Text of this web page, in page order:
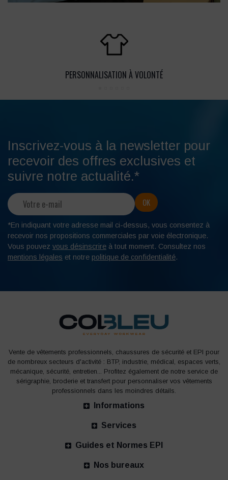
PERSONNALISATION À VOLONTÉ
Inscrivez-vous à la newsletter pour
recevoir des offres exclusives et
suivre notre actualité.*
*En indiquant votre adresse mail ci-dessus, vous consentez à
recevoir nos propositions commerciales par voie électronique.
Vous pouvez vous désinscrire à tout moment. Consultez nos
mentions légales et notre politique de confidentialité.
Vente de vêtements professionnels, chaussures de sécurité et EPI pour
de nombreux secteurs d'activité : BTP, industrie, médical, espaces verts,
mécanique, sécurité, entretien... Profitez également de notre service de
sérigraphie, broderie et transfert pour personnaliser vos vêtements
professionnels dans les moindres détails.
Informations
Services
Guides et Normes EPI
Nos bureaux